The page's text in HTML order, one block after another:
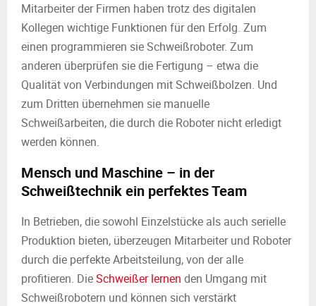
Mitarbeiter der Firmen haben trotz des digitalen
Kollegen wichtige Funktionen für den Erfolg. Zum
einen programmieren sie Schweißroboter. Zum
anderen überprüfen sie die Fertigung – etwa die
Qualität von Verbindungen mit Schweißbolzen. Und
zum Dritten übernehmen sie manuelle
Schweißarbeiten, die durch die Roboter nicht erledigt
werden können.
Mensch und Maschine – in der
Schweißtechnik ein perfektes Team
In Betrieben, die sowohl Einzelstücke als auch serielle
Produktion bieten, überzeugen Mitarbeiter und Roboter
durch die perfekte Arbeitsteilung, von der alle
profitieren. DieSchweißer lernen den Umgang mit
Schweißrobotern und können sich verstärkt